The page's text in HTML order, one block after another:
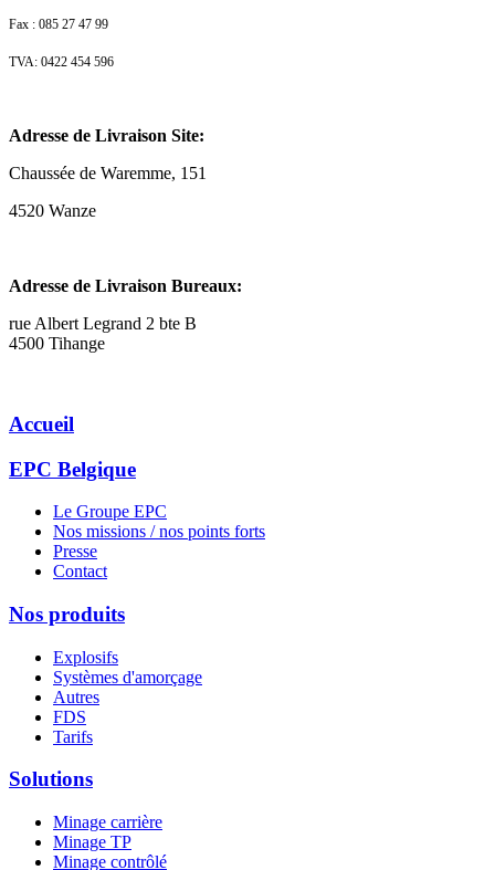
Fax : 085 27 47 99
TVA: 0422 454 596
Adresse de Livraison Site:
Chaussée de Waremme, 151
4520 Wanze
Adresse de Livraison Bureaux:
rue Albert Legrand 2 bte B
4500 Tihange
Accueil
EPC Belgique
Le Groupe EPC
Nos missions / nos points forts
Presse
Contact
Nos produits
Explosifs
Systèmes d'amorçage
Autres
FDS
Tarifs
Solutions
Minage carrière
Minage TP
Minage contrôlé